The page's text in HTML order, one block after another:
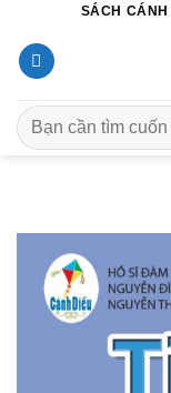
đến
nội
dung
SÁCH
Search
for: